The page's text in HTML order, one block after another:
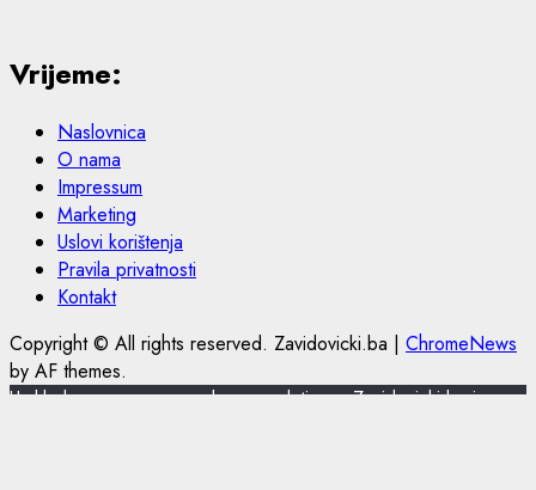
Vrijeme:
Naslovnica
O nama
Impressum
Marketing
Uslovi korištenja
Pravila privatnosti
Kontakt
Copyright © All rights reserved. Zavidovicki.ba | ChromeNews
by AF themes.
U skladu s novom europskom regulativom, Zavidovicki.ba je